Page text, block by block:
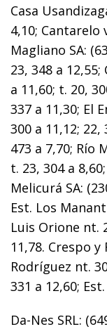
Casa
4,10; Cantarelo
Magliano SA:
23, 348 a
a 11,60; t. 20,
337 a 11,30; El
300 a 11,12; 22,
473 a 7,70; Río
t. 23, 304 a
Melicurá SA:
Est. Los
Luis Orione nt.
11,78. Crespo y
Rodríguez nt.
331 a 12,60;
Da-Nes SRL: